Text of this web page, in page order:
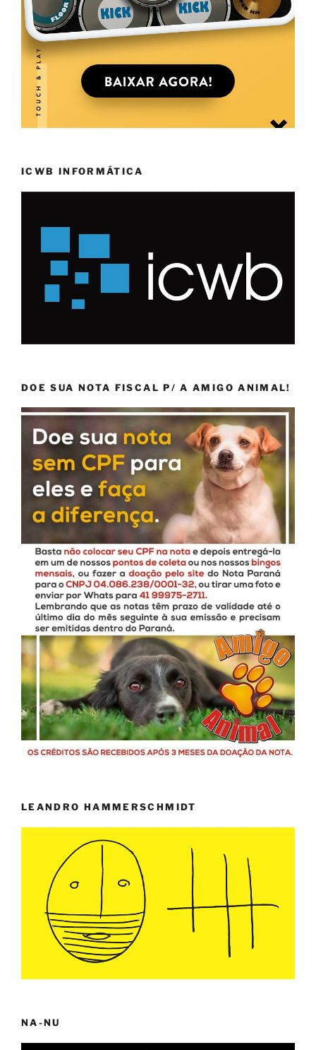
ICWB INFORMÁTICA
DOE SUA NOTA FISCAL P/ A AMIGO ANIMAL!
LEANDRO HAMMERSCHMIDT
NA-NU